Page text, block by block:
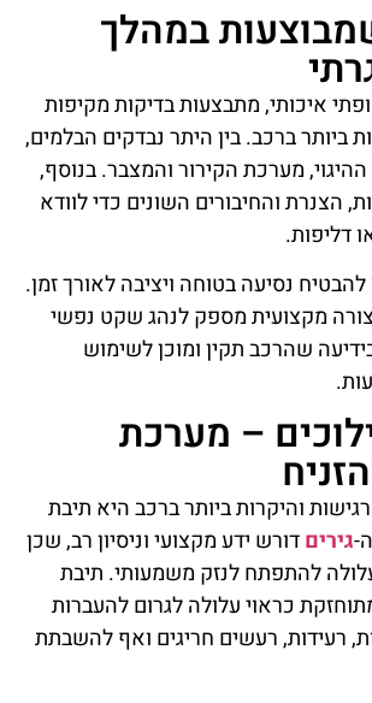
במהלך
איכותי, מתבצעות בדיקות מקיפות
ביותר ברכב. בין היתר נבדקים הבלמים,
מערכת הקירור והמצבר. בנוסף,
הצנרת והחיבורים השונים כדי לוודא
דליפות.
להבטיח נסיעה בטוחה ויציבה לאורך זמן.
מקצועית מספק לנהג שקט נפשי
שהרכב תקין ומוכן לשימוש
– מערכת
והיקרות ביותר ברכב היא תיבת
גיריםדורש ידע מקצועי וניסיון רב, שכן
להתפתח לנזק משמעותי. תיבת
כראוי עלולה לגרום להעברות
רעידות, רעשים חריגים ואף להשבתת